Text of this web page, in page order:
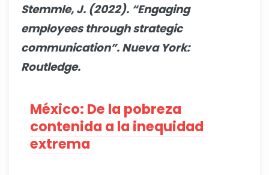
Stemmle, J. (2022). “Engaging
employees through strategic
communication”. Nueva York:
Routledge.
México: De la pobreza
contenida a la inequidad
extrema